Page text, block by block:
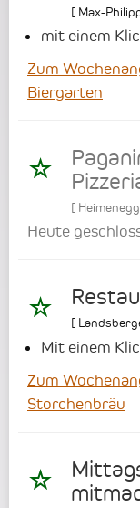
[ Max-
mit einem
Zum
Biergarten
[
Heute
[
Mit einem
Zum
Storchenbräu